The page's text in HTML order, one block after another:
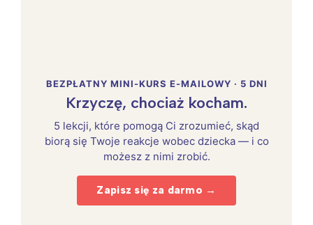
BEZPŁATNY MINI-KURS E-MAILOWY · 5 DNI
Krzyczę, chociaż kocham.
5 lekcji, które pomogą Ci zrozumieć, skąd
biorą się Twoje reakcje wobec dziecka — i co
możesz z nimi zrobić.
Zapisz się za darmo →